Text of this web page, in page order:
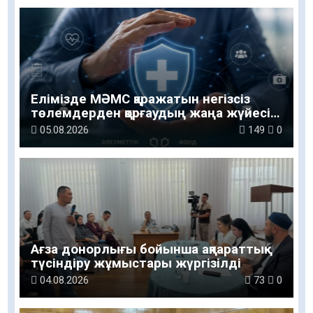
Елімізде МӘМС қаражатын негізсіз
төлемдерден қорғаудың жаңа жүйесі
құрылуда
05.08.2026 149 0
Ағза донорлығы бойынша ақпараттық-
түсіндіру жұмыстары жүргізілді
04.08.2026 73 0